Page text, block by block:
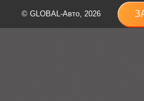
© GLOBAL-Авто, 2026